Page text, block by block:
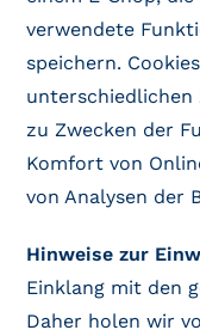
verwendete
speichern.
unterschiedlichen
zu Zwecken der
Komfort von
von Analysen der
Hinweise zur
Einklang mit den
Daher holen wir